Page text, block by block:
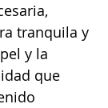
tranquila y
y la
que